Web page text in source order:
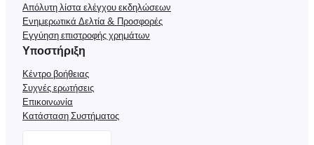
Απόλυτη λίστα ελέγχου εκδηλώσεων
Ενημερωτικά Δελτία & Προσφορές
Εγγύηση επιστροφής χρημάτων
Υποστήριξη
Κέντρο βοήθειας
Συχνές ερωτήσεις
Επικοινωνία
Κατάσταση Συστήματος